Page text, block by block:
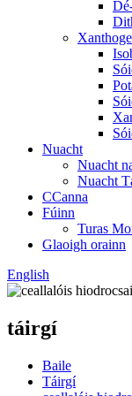
Nuacht
Nuacht
Nuacht
CCanna
Fúinn
Turas
Glaoigh orainn
English
táirgí
Baile
Táirgí